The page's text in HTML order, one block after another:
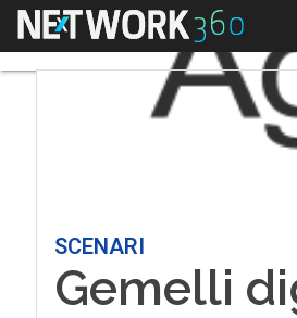
Menu
SCENARI
Gemelli